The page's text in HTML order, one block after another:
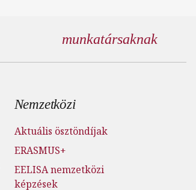
munkatársaknak
Nemzetközi
Aktuális ösztöndíjak
ERASMUS+
EELISA nemzetközi
képzések